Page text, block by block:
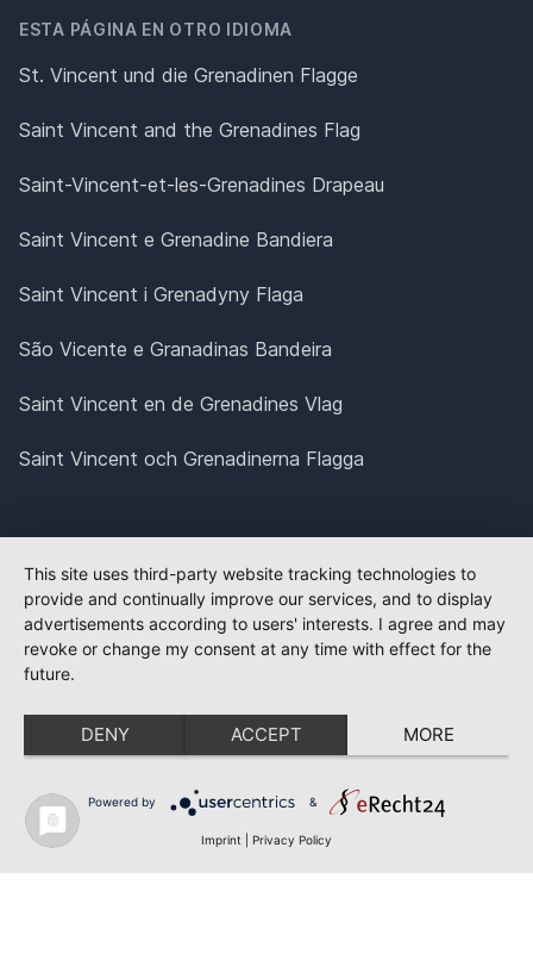
ESTA PÁGINA EN OTRO IDIOMA
St. Vincent und die Grenadinen Flagge
Saint Vincent and the Grenadines Flag
Saint-Vincent-et-les-Grenadines Drapeau
Saint Vincent e Grenadine Bandiera
Saint Vincent i Grenadyny Flaga
São Vicente e Granadinas Bandeira
Saint Vincent en de Grenadines Vlag
Saint Vincent och Grenadinerna Flagga
This site uses third-party website tracking technologies to
provide and continually improve our services, and to display
advertisements according to users' interests. I agree and may
revoke or change my consent at any time with effect for the
future.
DENY ACCEPT MORE
Powered by &
Imprint Privacy Policy